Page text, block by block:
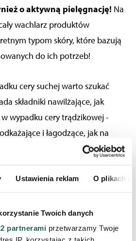
Ustawienia reklam O plikach
Twoich danych
partnerami przetwarzamy Twoje
o aktywną pielęgnację! Na
wachlarz produktów
typom skóry, które bazują
do ich potrzeb!
cery suchej warto szukać
składniki nawilżające, jak
wypadku cery trądzikowej -
i łagodzące, jak na
wirginijskiego. Cery wrażliwe
szczególną uwagę na brak
składzie.
będzie dla Ciebie najlepszy?
Organique i wybierz ideał dla